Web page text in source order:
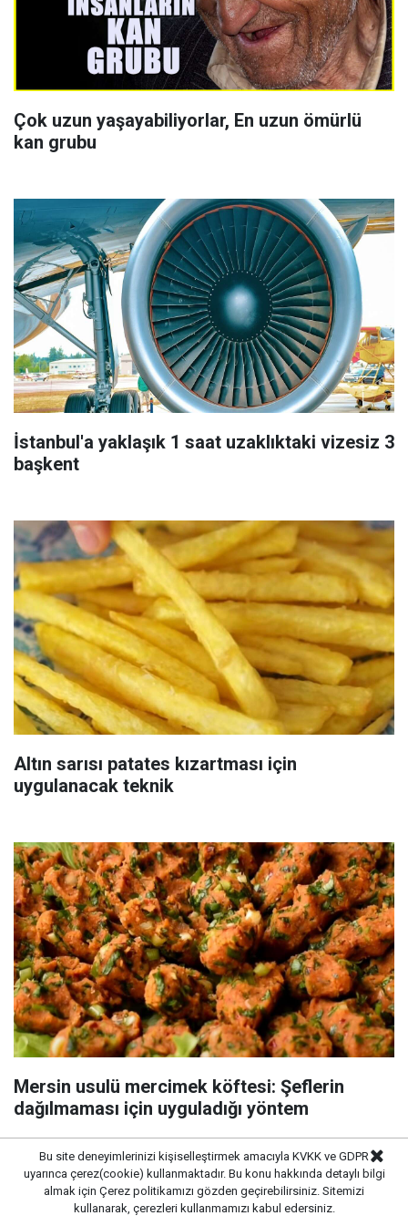
Çok uzun yaşayabiliyorlar, En uzun ömürlü
kan grubu
İstanbul'a yaklaşık 1 saat uzaklıktaki vizesiz 3
başkent
Altın sarısı patates kızartması için
uygulanacak teknik
Mersin usulü mercimek köftesi: Şeflerin
dağılmaması için uyguladığı yöntem
Bu site deneyimlerinizi kişiselleştirmek amacıyla KVKK ve GDPR
uyarınca çerez(cookie) kullanmaktadır. Bu konu hakkında detaylı bilgi
almak için Çerez politikamızı gözden geçirebilirsiniz. Sitemizi
kullanarak, çerezleri kullanmamızı kabul edersiniz.